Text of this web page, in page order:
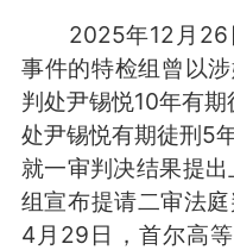
2025年12月26
事件的特检组曾以
判处尹锡悦10年有
处尹锡悦有期徒刑5
就一审判决结果提
组宣布提请二审法庭
4月29日，首尔高